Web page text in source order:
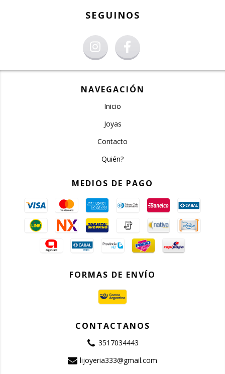
SEGUINOS
NAVEGACIÓN
Inicio
Joyas
Contacto
Quién?
MEDIOS DE PAGO
FORMAS DE ENVÍO
CONTACTANOS
3517034443
lijoyeria333@gmail.com